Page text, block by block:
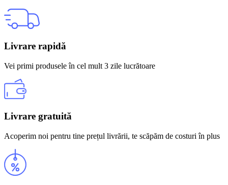
Livrare rapidă
Vei primi produsele în cel mult 3 zile lucrătoare
Livrare gratuită
Acoperim noi pentru tine prețul livrării, te scăpăm de costuri în plus